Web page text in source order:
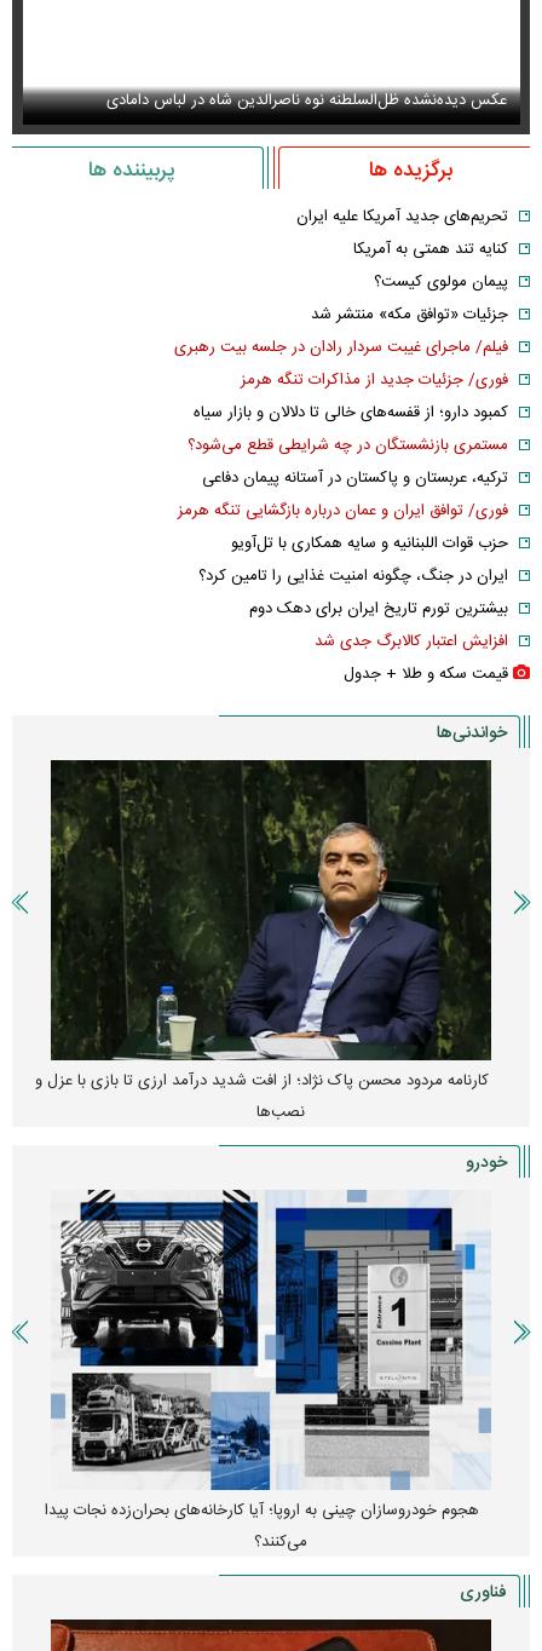
عکس دیده‌نشده ظل‌السلطنه نوه ناصرالدین شاه در لباس دامادی
برگزیده ها پربیننده ها
تحریم‌های جدید آمریکا علیه ایران
کنایه تند همتی به آمریکا
پیمان مولوی کیست؟
جزئیات «توافق مکه» منتشر شد
فیلم/ ماجرای غیبت سردار رادان در جلسه بیت رهبری
فوری/ جزئیات جدید از مذاکرات تنگه هرمز
کمبود دارو؛ از قفسه‌های خالی تا دلالان و بازار سیاه
مستمری بازنشستگان در چه شرایطی قطع می‌شود؟
ترکیه، عربستان و پاکستان در آستانه پیمان دفاعی
فوری/ توافق ایران و عمان درباره بازگشایی تنگه هرمز
حزب قوات اللبنانیه و سایه همکاری با تل‌آویو
ایران در جنگ، چگونه امنیت غذایی را تامین کرد؟
بیشترین تورم تاریخ ایران برای دهک دوم
افزایش اعتبار کالابرگ جدی شد
قیمت سکه و طلا + جدول
خواندنی‌ها
کارنامه مردود محسن پاک‌ نژاد؛ از افت شدید درآمد ارزی تا بازی با عزل و
نصب‌ها
خودرو
هجوم خودروسازان چینی به اروپا؛ آیا کارخانه‌های بحران‌زده نجات پیدا
می‌کنند؟
فناوری